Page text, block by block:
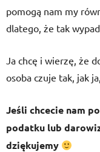
pomogą nam my
dlatego, że tak
Ja chcę i wierzę, że
osoba czuje tak, jak
Jeśli chcecie nam
podatku lub
dziękujemy